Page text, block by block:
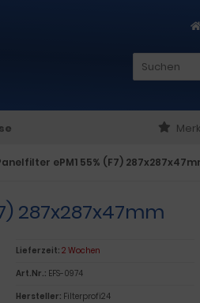
ePM1 55% (F7)
287x287x47mm
Lieferzeit: 2 Wochen
Art.Nr.: EFS-0974
Hersteller: Filterprofi24